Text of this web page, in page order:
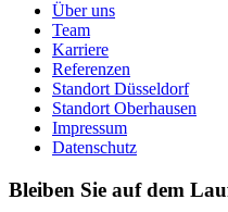
Über uns
Team
Karriere
Referenzen
Standort Düsseldorf
Standort Oberhausen
Impressum
Datenschutz
Bleiben Sie auf dem